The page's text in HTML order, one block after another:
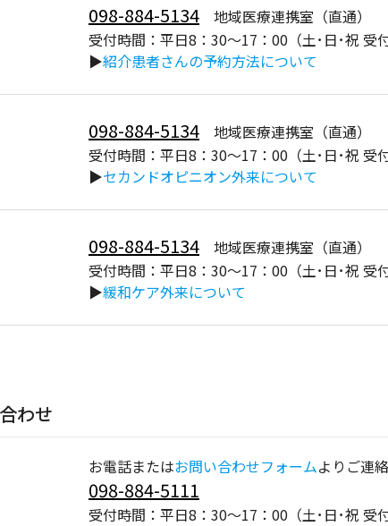
098-884-5134 地域医療連携室（直通）
受付時間：平日8：30～17：00（土･日･祝 受付
▶紹介患者さんの予約方法について
098-884-5134 地域医療連携室（直通）
受付時間：平日8：30～17：00（土･日･祝 受付
▶セカンドオピニオン外来について
098-884-5134 地域医療連携室（直通）
受付時間：平日8：30～17：00（土･日･祝 受付
▶緩和ケア外来について
わせ
お電話またはお問い合わせフォームよりご連
098-884-5111
受付時間：平日8：30～17：00（土･日･祝 受付